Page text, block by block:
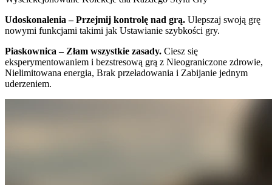
Udoskonalenia – Przejmij kontrolę nad grą. Ulepszaj swoją grę
nowymi funkcjami takimi jak Ustawianie szybkości gry.
Piaskownica – Złam wszystkie zasady. Ciesz się
eksperymentowaniem i bezstresową grą z Nieograniczone zdrowie,
Nielimitowana energia, Brak przeładowania i Zabijanie jednym
uderzeniem.